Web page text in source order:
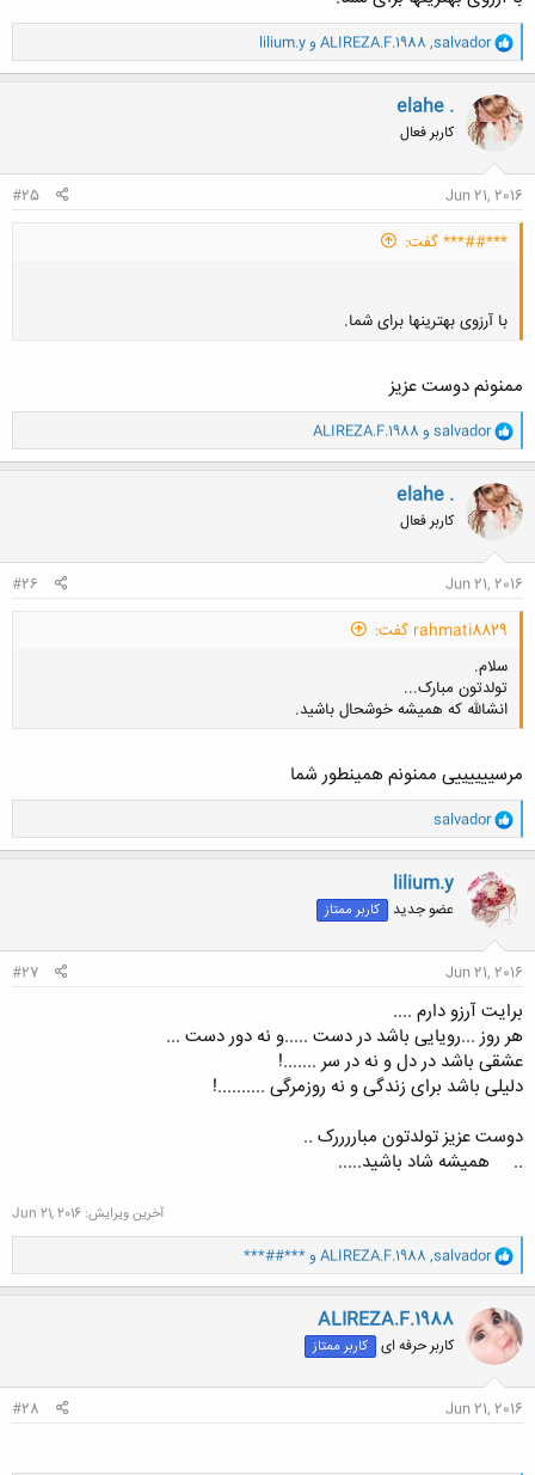
و
ا
ک
ن
ش
ه
salvador
,
ALIREZA.F.1988 وlilium.y
elahe .
کاربر فعال
Jun 21, 2016
#25
***##*** گفت:
با آرزوی بهترینها برای شما.
کلیک کنید تا باز شود...
ممنونم دوست عزیز
و
ا
ک
ن
ش
ه
salvador و ALIREZA.F.1988
elahe .
کاربر فعال
Jun 21, 2016
#26
rahmati8829 گفت:
سلام.
تولدتون مبارک...
انشالله که همیشه خوشحال باشید.
مرسییییییی ممنونم همینطور شما
و
ا
ک
ن
ش
ه
ا
salvador
lilium.y
عضو جدید کاربر ممتاز
Jun 21, 2016
#27
برایت آرزو دارم ....
هر روز ...رویایی باشد در دست .....و نه دور دست ...
عشقی باشد در دل و نه در سر .......!
دلیلی باشد برای زندگی و نه روزمرگی ..........!
دوست عزیز تولدتون مباررررک ..
..
همیشه شاد باشید.....
آخرین ویرایش: Jun 21, 2016
و
ا
ک
ن
ش
ه
ا
salvador
,
ALIREZA.F.1988 و***##***
ALIREZA.F.1988
کاربر حرفه ای کاربر ممتاز
Jun 21, 2016
#28